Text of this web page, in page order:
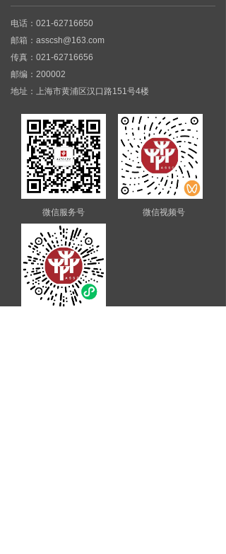
电话：021-62716650
邮箱：asscsh@163.com
传真：021-62716656
邮编：200002
地址：上海市黄浦区汉口路151号4楼
微信服务号 微信视频号